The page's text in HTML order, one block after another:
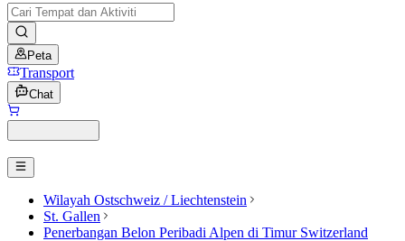
Peta
Transport
Chat
Wilayah Ostschweiz / Liechtenstein
St. Gallen
Penerbangan Belon Peribadi Alpen di Timur Switzerland